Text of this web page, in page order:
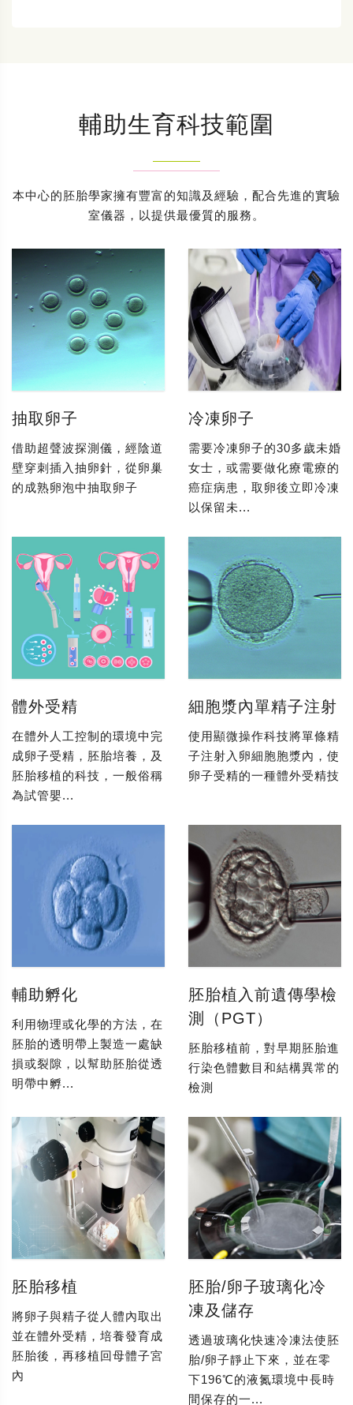
輔助生育科技範圍
本中心的胚胎學家擁有豐富的知識及經驗，配合先進的實驗
室儀器，以提供最優質的服務。
抽取卵子
借助超聲波探測儀，經陰道
壁穿刺插入抽卵針，從卵巢
的成熟卵泡中抽取卵子
冷凍卵子
需要冷凍卵子的30多歲未婚
女士，或需要做化療電療的
癌症病患，取卵後立即冷凍
以保留未...
體外受精
在體外人工控制的環境中完
成卵子受精，胚胎培養，及
胚胎移植的科技，一般俗稱
為試管嬰...
細胞漿內單精子注射
使用顯微操作科技將單條精
子注射入卵細胞胞漿內，使
卵子受精的一種體外受精技
輔助孵化
利用物理或化學的方法，在
胚胎的透明帶上製造一處缺
損或裂隙，以幫助胚胎從透
明帶中孵...
胚胎植入前遺傳學檢
測（PGT）
胚胎移植前，對早期胚胎進
行染色體數目和結構異常的
檢測
胚胎移植
將卵子與精子從人體內取出
並在體外受精，培養發育成
胚胎後，再移植回母體子宮
內
胚胎/卵子玻璃化冷
凍及儲存
透過玻璃化快速冷凍法使胚
胎/卵子靜止下來，並在零
下196℃的液氮環境中長時
間保存的一...